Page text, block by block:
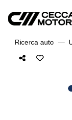
Ricerca auto